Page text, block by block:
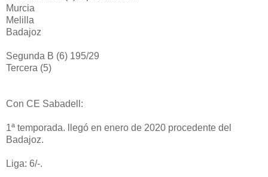
Murcia
Melilla
Badajoz
Segunda B (6) 195/29
Tercera (5)
Con CE Sabadell:
1ª temporada. llegó en enero de 2020 procedente del
Badajoz.
Liga: 6/-.